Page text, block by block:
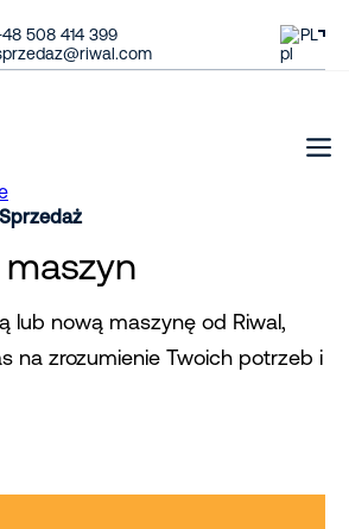
508 414 399
PL
Sprzedaż
lub nową maszynę od Riwal,
na zrozumienie Twoich potrzeb i